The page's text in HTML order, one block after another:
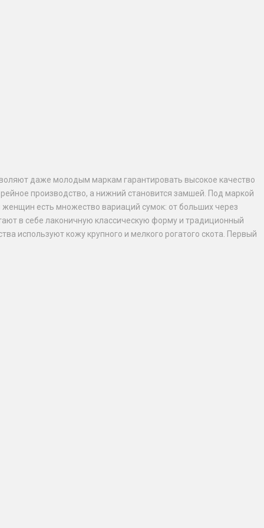
даже молодым маркам гарантировать высокое качество
производство, а нижний становится замшей. Под маркой
есть множество вариаций сумок: от больших через
в себе лаконичную классическую форму и традиционный
используют кожу крупного и мелкого рогатого скота. Первый